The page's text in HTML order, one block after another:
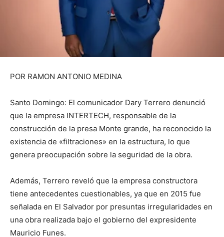
POR RAMON ANTONIO MEDINA
Santo Domingo: El comunicador Dary Terrero denunció
que la empresa INTERTECH, responsable de la
construcción de la presa Monte grande, ha reconocido la
existencia de «filtraciones» en la estructura, lo que
genera preocupación sobre la seguridad de la obra.
Además, Terrero reveló que la empresa constructora
tiene antecedentes cuestionables, ya que en 2015 fue
señalada en El Salvador por presuntas irregularidades en
una obra realizada bajo el gobierno del expresidente
Mauricio Funes.